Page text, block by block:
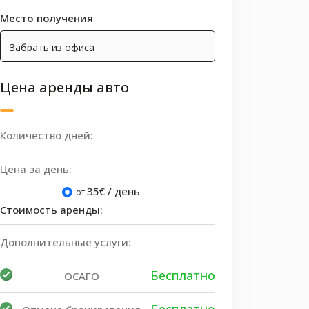
Место получения
Цена аренды авто
Количество дней:
Цена за день:
от35€ / день
Стоимость аренды:
Дополнительные услуги:
ОСАГО Бесплатно